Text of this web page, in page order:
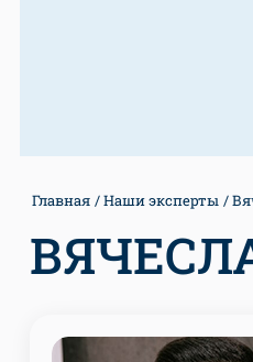
Главная Наши эксперты